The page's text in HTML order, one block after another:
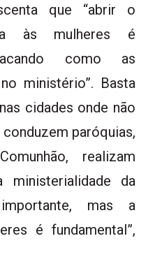
que “abrir o
às mulheres é
como as
ministério”. Basta
cidades onde não
paróquias,
realizam
ministerialidade da
mas a
é fundamental”,